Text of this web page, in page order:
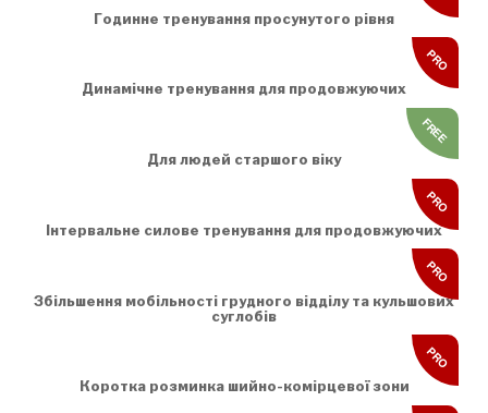
Годинне тренування просунутого рівня
Динамічне тренування для продовжуючих
PRO
Для людей старшого віку
FREE
Інтервальне силове тренування для продовжуючих
PRO
Збільшення мобільності грудного відділу та кульшових
суглобів
PRO
Коротка розминка шийно-комірцевої зони
PRO